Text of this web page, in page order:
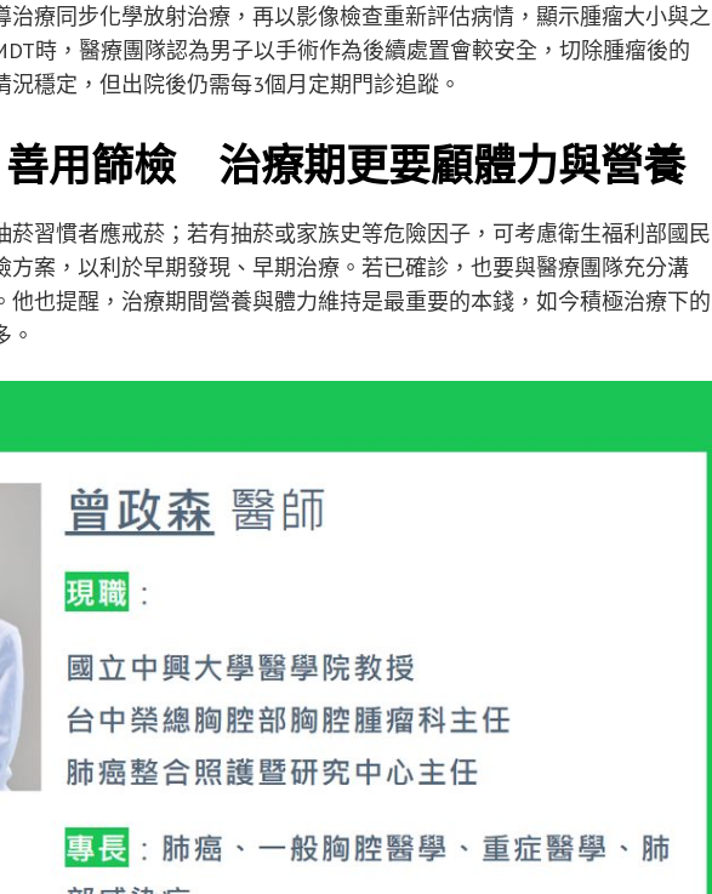
治療同步化學放射治療，再以影像檢查重新評估病情，顯示腫瘤大小與之
時，醫療團隊認為男子以手術作為後續處置會較安全，切除腫瘤後的
穩定，但出院後仍需每3個月定期門診追蹤。
善用篩檢 治療期更要顧體力與營養
菸習慣者應戒菸；若有抽菸或家族史等危險因子，可考慮衛生福利部國民
方案，以利於早期發現、早期治療。若已確診，也要與醫療團隊充分溝
他也提醒，治療期間營養與體力維持是最重要的本錢，如今積極治療下的
。